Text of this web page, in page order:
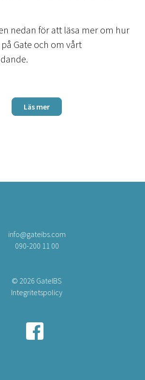
nedan för att läsa mer om hur
Gate och om vårt
Läs mer
info@gateibs.com
090-200 11 00
© 2026 GateIBS
Integritetspolicy